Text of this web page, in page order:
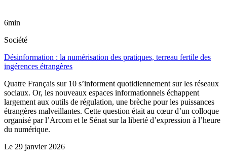
6min
Société
Désinformation : la numérisation des pratiques, terreau fertile des
ingérences étrangères
Quatre Français sur 10 s’informent quotidiennement sur les réseaux
sociaux. Or, les nouveaux espaces informationnels échappent
largement aux outils de régulation, une brèche pour les puissances
étrangères malveillantes. Cette question était au cœur d’un colloque
organisé par l’Arcom et le Sénat sur la liberté d’expression à l’heure
du numérique.
Le 29 janvier 2026